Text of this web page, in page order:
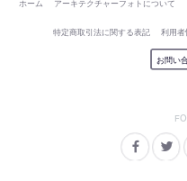
ホーム アーキテクチャーフォトについて
特定商取引法に関する表記 利用
お問い